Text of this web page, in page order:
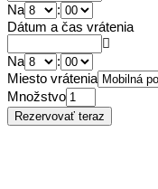
Na
:
Dátum a čas vrátenia
Na
:
Miesto vrátenia
Množstvo